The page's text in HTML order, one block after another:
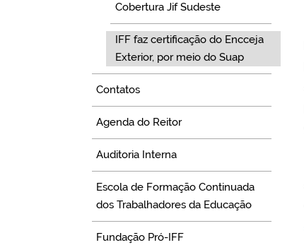
Cobertura Jif Sudeste
IFF faz certificação do Encceja
Exterior, por meio do Suap
Contatos
Agenda do Reitor
Auditoria Interna
Escola de Formação Continuada
dos Trabalhadores da Educação
Fundação Pró-IFF